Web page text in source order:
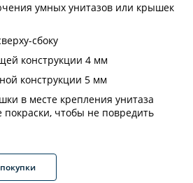
умных унитазов или крышек
сбоку
конструкции 4 мм
конструкции 5 мм
в месте крепления унитаза
покраски, чтобы не повредить